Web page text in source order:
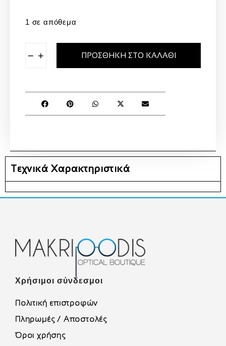
1 σε απόθεμα
− + ΠΡΟΣΘΉΚΗ ΣΤΟ ΚΑΛΆΘΙ
Τεχνικά Χαρακτηριστικά
Χρήσιμοι σύνδεσμοι
Πολιτική επιστροφών
Πληρωμές / Αποστολές
Όροι χρήσης